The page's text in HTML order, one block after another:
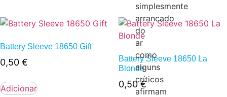
simplesmente
arrancado
do
ar
como
alguns
críticos
afirmam
Battery Sleeve 18650 Gift
0,50 €
Adicionar
Battery Sleeve 18650 La
Blonde
0,50€